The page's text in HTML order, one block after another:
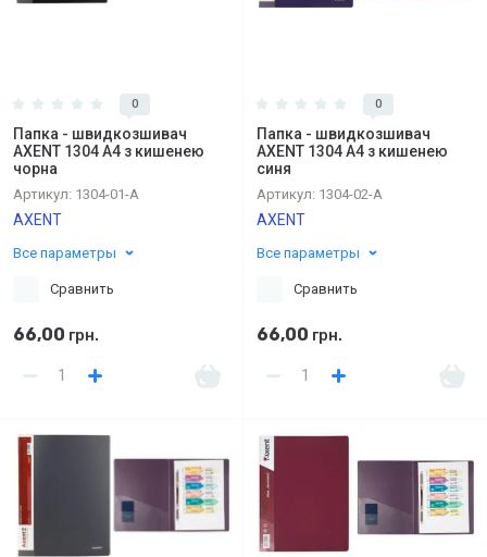
0
Папка - швидкозшивач
AXENT 1304 А4 з кишенею
чорна
Артикул: 1304-01-A
AXENT
Все параметры
Сравнить
66,00 грн.
0
Папка - швидкозшивач
AXENT 1304 А4 з кишенею
синя
Артикул: 1304-02-A
AXENT
Все параметры
Сравнить
66,00 грн.